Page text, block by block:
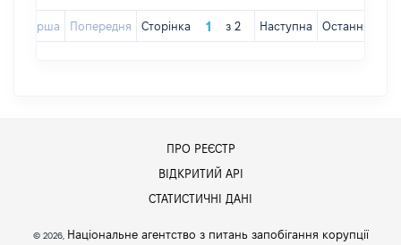
Перша Попередня Сторінка з 2 Наступна Остання
ПРО РЕЄСТР
ВІДКРИТИЙ АРІ
СТАТИСТИЧНІ ДАНІ
© 2026, Національне агентство з питань запобігання корупції